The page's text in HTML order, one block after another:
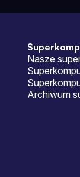
Nasze
Archiwum